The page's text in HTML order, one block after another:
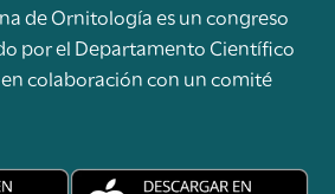
de Ornitología es un congreso
por el Departamento Científico
colaboración con un comité